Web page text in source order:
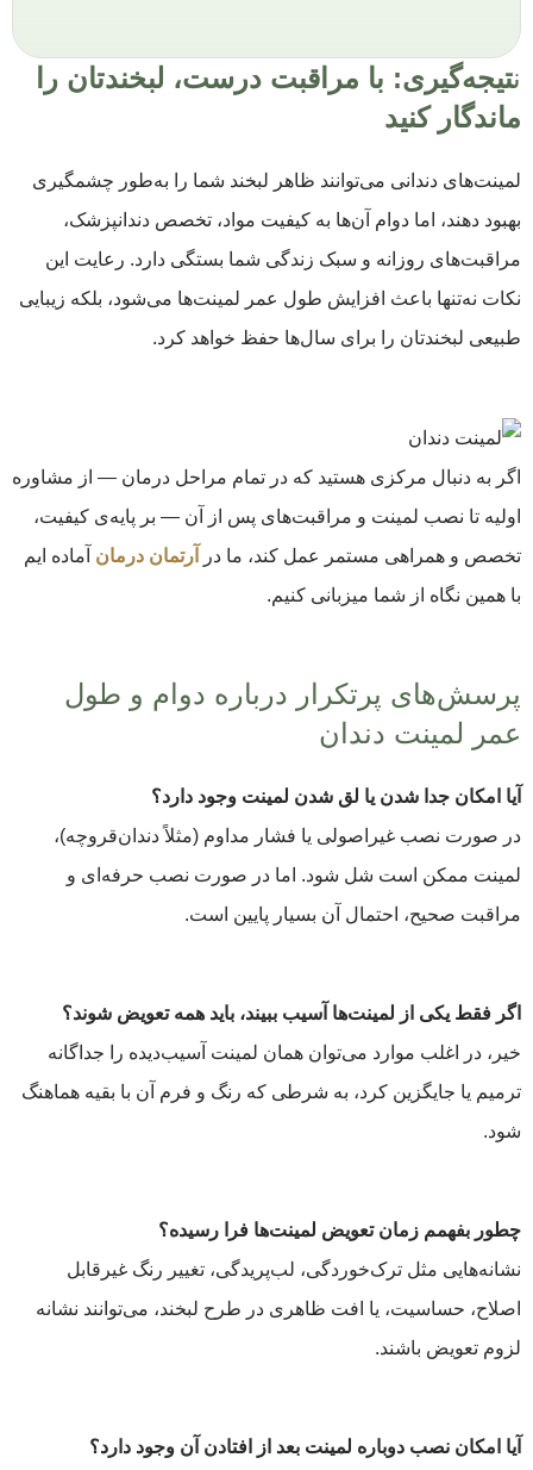
نتیجه‌گیری: با مراقبت درست، لبخندتان را
ماندگار کنید
لمینت‌های دندانی می‌توانند ظاهر لبخند شما را به‌طور چشمگیری
بهبود دهند، اما دوام آن‌ها به کیفیت مواد، تخصص دندانپزشک،
مراقبت‌های روزانه و سبک زندگی شما بستگی دارد. رعایت این
نکات نه‌تنها باعث افزایش طول عمر لمینت‌ها می‌شود، بلکه زیبایی
طبیعی لبخندتان را برای سال‌ها حفظ خواهد کرد.
اگر به دنبال مرکزی هستید که در تمام مراحل درمان — از مشاوره
اولیه تا نصب لمینت و مراقبت‌های پس از آن — بر پایه‌ی کیفیت،
تخصص و همراهی مستمر عمل کند، ما در
آرتمان درمان آماده ایم
با همین نگاه از شما میزبانی کنیم.
پرسش‌های پرتکرار درباره دوام و طول
عمر لمینت دندان
آیا امکان جدا شدن یا لق شدن لمینت وجود دارد؟
در صورت نصب غیراصولی یا فشار مداوم (مثلاً دندان‌قروچه)،
لمینت ممکن است شل شود. اما در صورت نصب حرفه‌ای و
مراقبت صحیح، احتمال آن بسیار پایین است.
اگر فقط یکی از لمینت‌ها آسیب ببیند، باید همه تعویض شوند؟
خیر، در اغلب موارد می‌توان همان لمینت آسیب‌دیده را جداگانه
ترمیم یا جایگزین کرد، به شرطی که رنگ و فرم آن با بقیه هماهنگ
شود.
چطور بفهمم زمان تعویض لمینت‌ها فرا رسیده؟
نشانه‌هایی مثل ترک‌خوردگی، لب‌پریدگی، تغییر رنگ غیرقابل
اصلاح، حساسیت، یا افت ظاهری در طرح لبخند، می‌توانند نشانه
لزوم تعویض باشند.
آیا امکان نصب دوباره لمینت بعد از افتادن آن وجود دارد؟